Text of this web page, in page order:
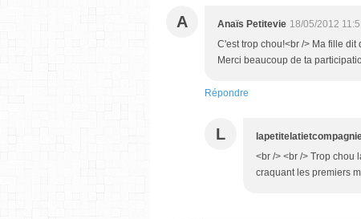
A Anaïs Petitevie 18/05/2012
C'est trop chou!<br /> Ma fille
Merci beaucoup de ta
Répondre
L
<br /> <br /> Trop chou
craquant les premiers